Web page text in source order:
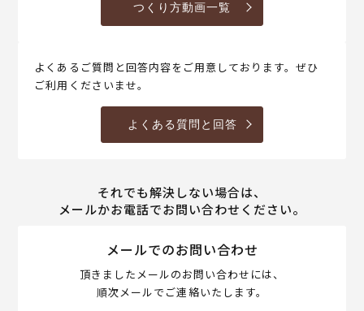
つくり方動画一覧
よくあるご質問と回答内容をご用意しております。ぜひ
ご利用くださいませ。
よくある質問と回答
それでも解決しない場合は、
メールかお電話でお問い合わせください。
メールでのお問い合わせ
頂きましたメールのお問い合わせには、
順次メールでご連絡いたします。